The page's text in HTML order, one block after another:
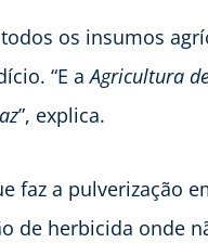
os insumos
“E a Agricultura
”, explica.
faz a pulverização
de herbicida onde